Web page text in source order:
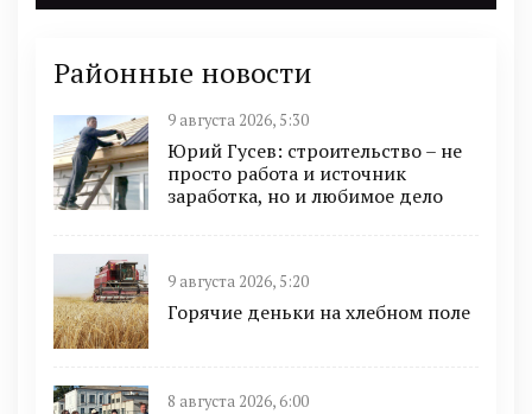
Районные новости
9 августа 2026, 5:30
Юрий Гусев: строительство – не
просто работа и источник
заработка, но и любимое дело
9 августа 2026, 5:20
Горячие деньки на хлебном поле
8 августа 2026, 6:00